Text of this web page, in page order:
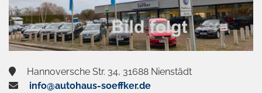
Hannoversche Str. 34, 31688 Nienstädt
info@autohaus-soeffker.de